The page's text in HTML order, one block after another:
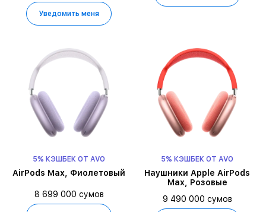
Уведомить меня
5% КЭШБЕК ОТ AVO
AirPods Max, Фиолетовый
8 699 000 сумов
5% КЭШБЕК ОТ AVO
Наушники Apple AirPods
Max, Розовые
9 490 000 сумов